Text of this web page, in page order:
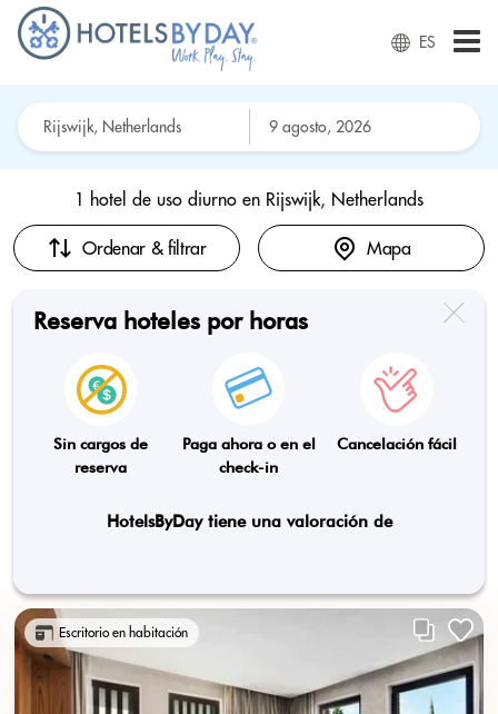
ES
1 hotel de uso diurno en Rijswijk, Netherlands
Ordenar & filtrar Mapa
Reserva hoteles por horas
Sin cargos de
reserva
Paga ahora o en el
check-in
Cancelación fácil
HotelsByDay tiene una valoración de
Escritorio en habitación